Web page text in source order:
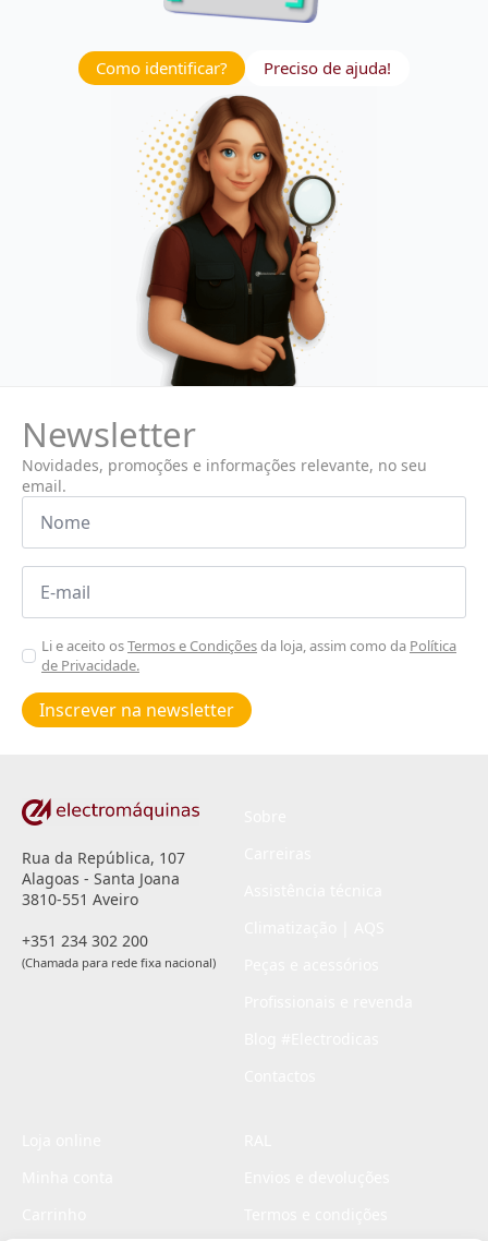
Como identificar? Preciso de ajuda!
Newsletter
Novidades, promoções e informações relevante, no seu
email.
Nome
Email
Aceitar
Poiticas
de
privacidade
Li e aceito osTermos e Condiçõesda loja, assim como da Política
de Privacidade.
Inscrever na newsletter
Rua da República, 107
Alagoas - Santa Joana
3810-551 Aveiro
+351 234 302 200
(Chamada para rede fixa nacional)